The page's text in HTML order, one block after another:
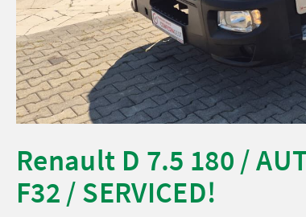
Renault D 7.5 180 /
F32 / SERVICED!